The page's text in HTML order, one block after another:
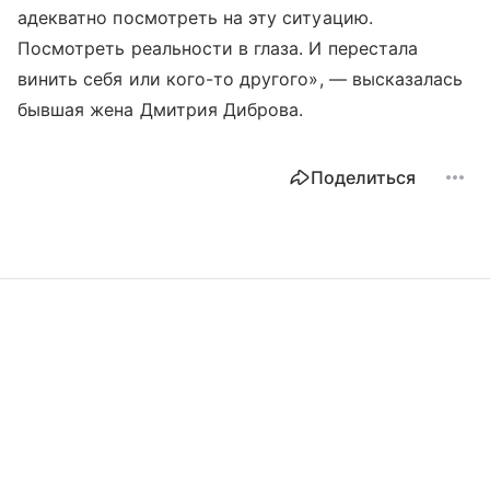
адекватно посмотреть на эту ситуацию.
Посмотреть реальности в глаза. И перестала
винить себя или кого-то другого», — высказалась
бывшая жена Дмитрия Диброва.
Поделиться